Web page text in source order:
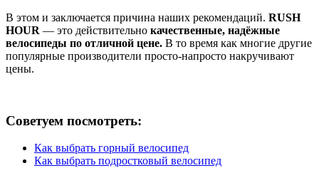
В этом и заключается причина наших рекомендаций. RUSH
HOUR — это действительно качественные, надёжные
велосипеды по отличной цене. В то время как многие другие
популярные производители просто-напросто накручивают
цены.
Советуем посмотреть:
Как выбрать горный велосипед
Как выбрать подростковый велосипед